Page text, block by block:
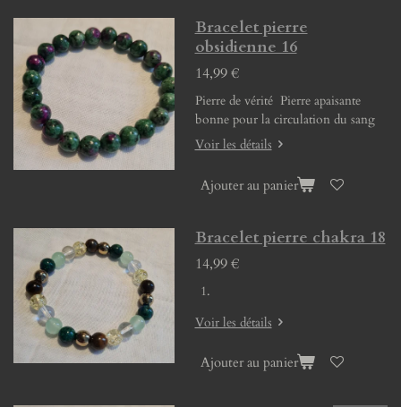
Bracelet pierre
obsidienne 16
14,99 €
Pierre de vérité Pierre apaisante
bonne pour la circulation du sang
Voir les détails
Ajouter au panier
Bracelet pierre chakra 18
14,99 €
Voir les détails
Ajouter au panier